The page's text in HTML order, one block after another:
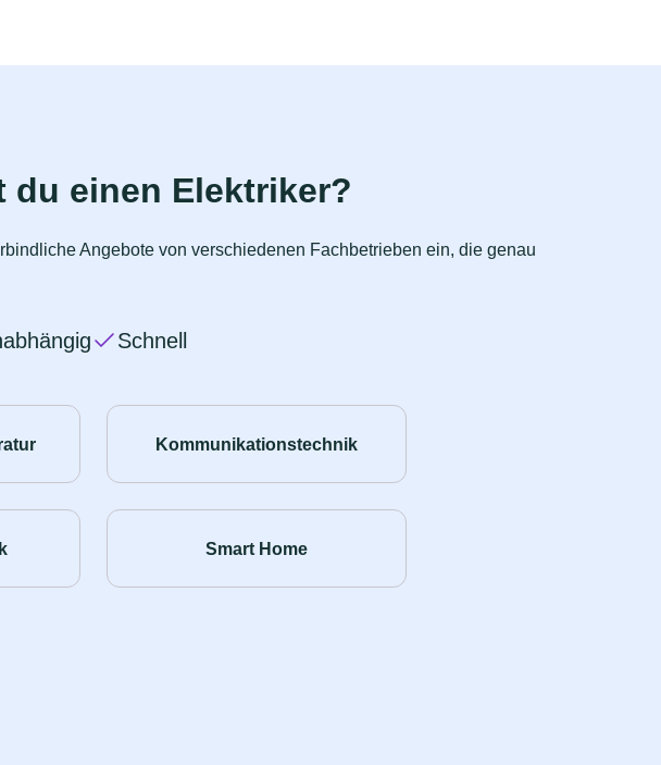
du einen Elektriker?
Angebote von verschiedenen Fachbetrieben ein, die genau
Schnell
Kommunikationstechnik
Smart Home